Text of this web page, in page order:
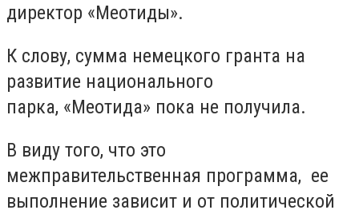
директор «Меотиды».
К слову, сумма немецкого гранта на
развитие национального
парка, «Меотида» пока не получила.
В виду того, что это
межправительственная программа, ее
выполнение зависит и от политической